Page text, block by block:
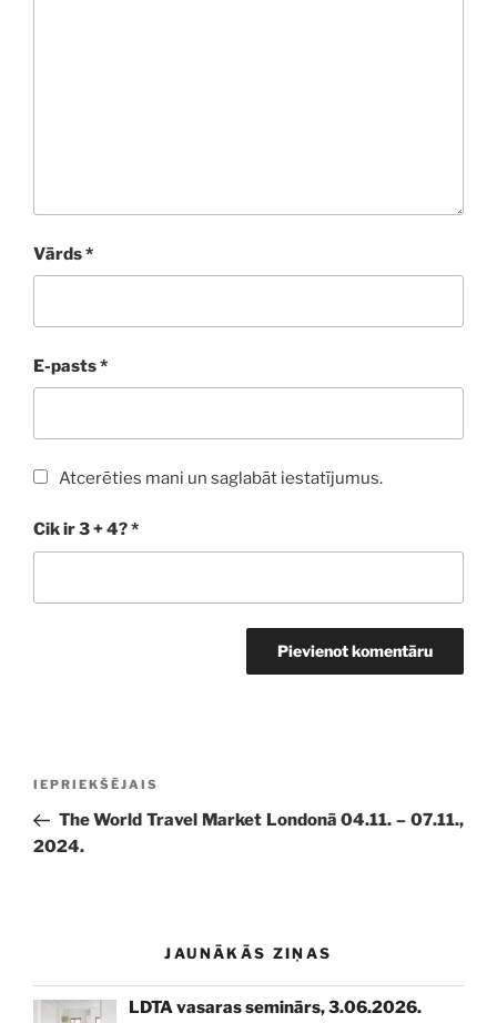
Vārds*
E-pasts*
Atcerēties mani un saglabāt iestatījumus.
Cik ir 3 + 4?*
Iepriekšējā
ziņa:
IEPRIEKŠĒJAIS
The World Travel Market Londonā 04.11. – 07.11.,
2024.
JAUNĀKĀS ZIŅAS
LDTA vasaras seminārs, 3.06.2026.